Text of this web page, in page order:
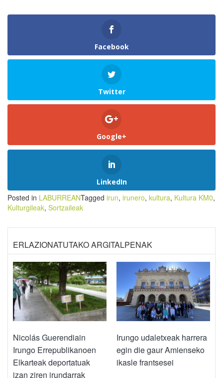
Facebook
Twitter
Google+
LinkedIn
Posted in LABURREANTagged irun, irunero, kultura, Kultura KM0,
Kulturgileak, Sortzaileak
ERLAZIONATUTAKO ARGITALPENAK
Nicolás Guerendiain
Irungo Errepublikanoen
Elkarteak deportatuak
izan ziren irundarrak
Irungo udaletxeak harrera
egin die gaur Amienseko
ikasle frantsesei